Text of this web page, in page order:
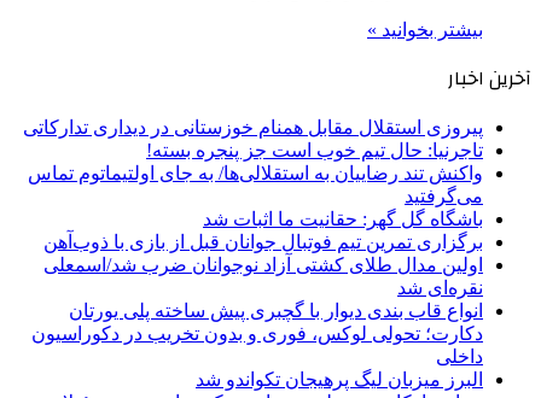
بیشتر بخوانید »
آخرین اخبار
پیروزی استقلال مقابل همنام خوزستانی در دیداری تدارکاتی
تاجرنیا: حال تیم خوب است جز پنجره بسته!
واکنش تند رضاییان به استقلالی‌ها/ به جای اولتیماتوم تماس
می‌گرفتید
باشگاه گل گهر: حقانیت ما اثبات شد
برگزاری تمرین تیم فوتبال جوانان قبل از بازی با ذوب‌آهن
اولین مدال طلای کشتی آزاد نوجوانان ضرب شد/اسمعلی
نقره‌ای شد
انواع قاب بندی دیوار با گچبری پیش ساخته پلی یورتان
دکارت؛ تحولی لوکس، فوری و بدون تخریب در دکوراسیون
داخلی
البرز میزبان لیگ پرهیجان تکواندو شد